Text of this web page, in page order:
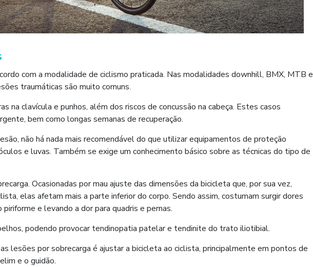
com a modalidade de ciclismo praticada. Nas modalidades downhill, BMX, MTB e
traumáticas são muito comuns.
na clavícula e punhos, além dos riscos de concussão na cabeça. Estes casos
bem como longas semanas de recuperação.
não há nada mais recomendável do que utilizar equipamentos de proteção
e luvas. Também se exige um conhecimento básico sobre as técnicas do tipo de
Ocasionadas por mau ajuste das dimensões da bicicleta que, por sua vez,
elas afetam mais a parte inferior do corpo. Sendo assim, costumam surgir dores
e levando a dor para quadris e pernas.
podendo provocar tendinopatia patelar e tendinite do trato iliotibial.
lesões por sobrecarga é ajustar a bicicleta ao ciclista, principalmente em pontos de
e o guidão.